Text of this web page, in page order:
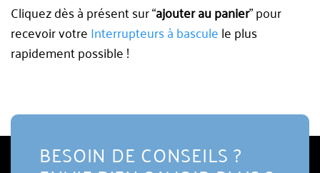
Cliquez dès à présent sur “ajouter au panier” pour
recevoir votreInterrupteurs à basculele plus
rapidement possible !
BESOIN DE CONSEILS ?